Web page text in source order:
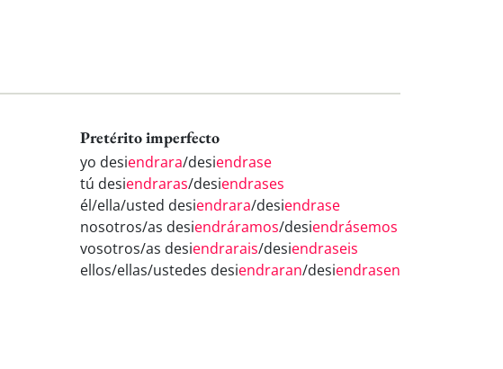
Pretérito imperfecto
yo desiendrara/desiendrase
tú desiendraras/desiendrases
él/ella/usted desiendrara/desiendrase
nosotros/as desiendráramos/desiendrásemos
vosotros/as desiendrarais/desiendraseis
ellos/ellas/ustedes desiendraran/desiendrasen